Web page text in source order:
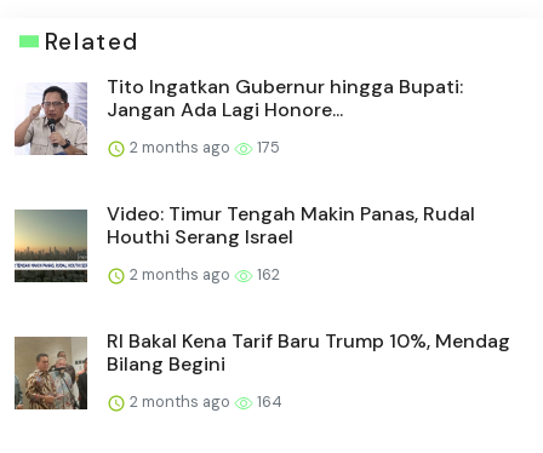
Related
Tito Ingatkan Gubernur hingga Bupati:
Jangan Ada Lagi Honore...
2 months ago 175
Video: Timur Tengah Makin Panas, Rudal
Houthi Serang Israel
2 months ago 162
RI Bakal Kena Tarif Baru Trump 10%, Mendag
Bilang Begini
2 months ago 164